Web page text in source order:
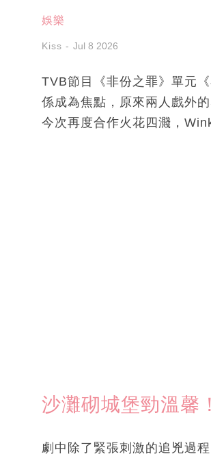
娛樂
Kiss Jul 8 2026
TVB節目《非份之罪》單元
係成為焦點，原來兩人戲外
今次再度合作火花四濺，
沙灘砌城堡勁溫馨
劇中除了緊張刺激的追兇過